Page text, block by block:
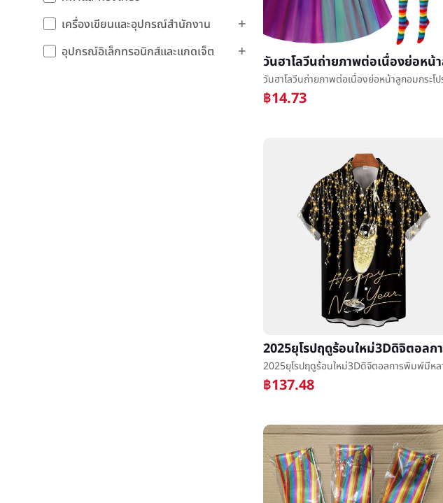
เครื่องเขียนและอุปกรณ์สำนักงาน
อุปกรณ์อิเล็กทรอนิกส์และแกดเจ็ต
฿14.73
฿137.48